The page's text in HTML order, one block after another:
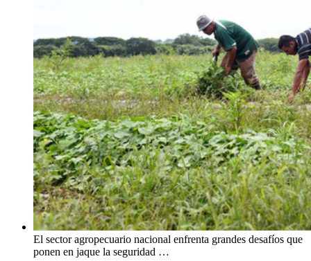
El sector agropecuario nacional enfrenta grandes desafíos que
ponen en jaque la seguridad …